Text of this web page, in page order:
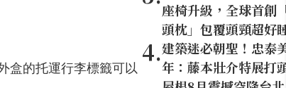
盒的托運行李標籤可以
座椅升級，全球首
頭枕」包覆頭頸超好
4.建築迷必朝聖！忠泰
年：藤本壯介特展打